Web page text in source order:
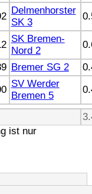
Delmenhorster
SK 3
SK Bremen-
Nord 2
Bremer SG 2
SV Werder
Bremen 5
ist nur